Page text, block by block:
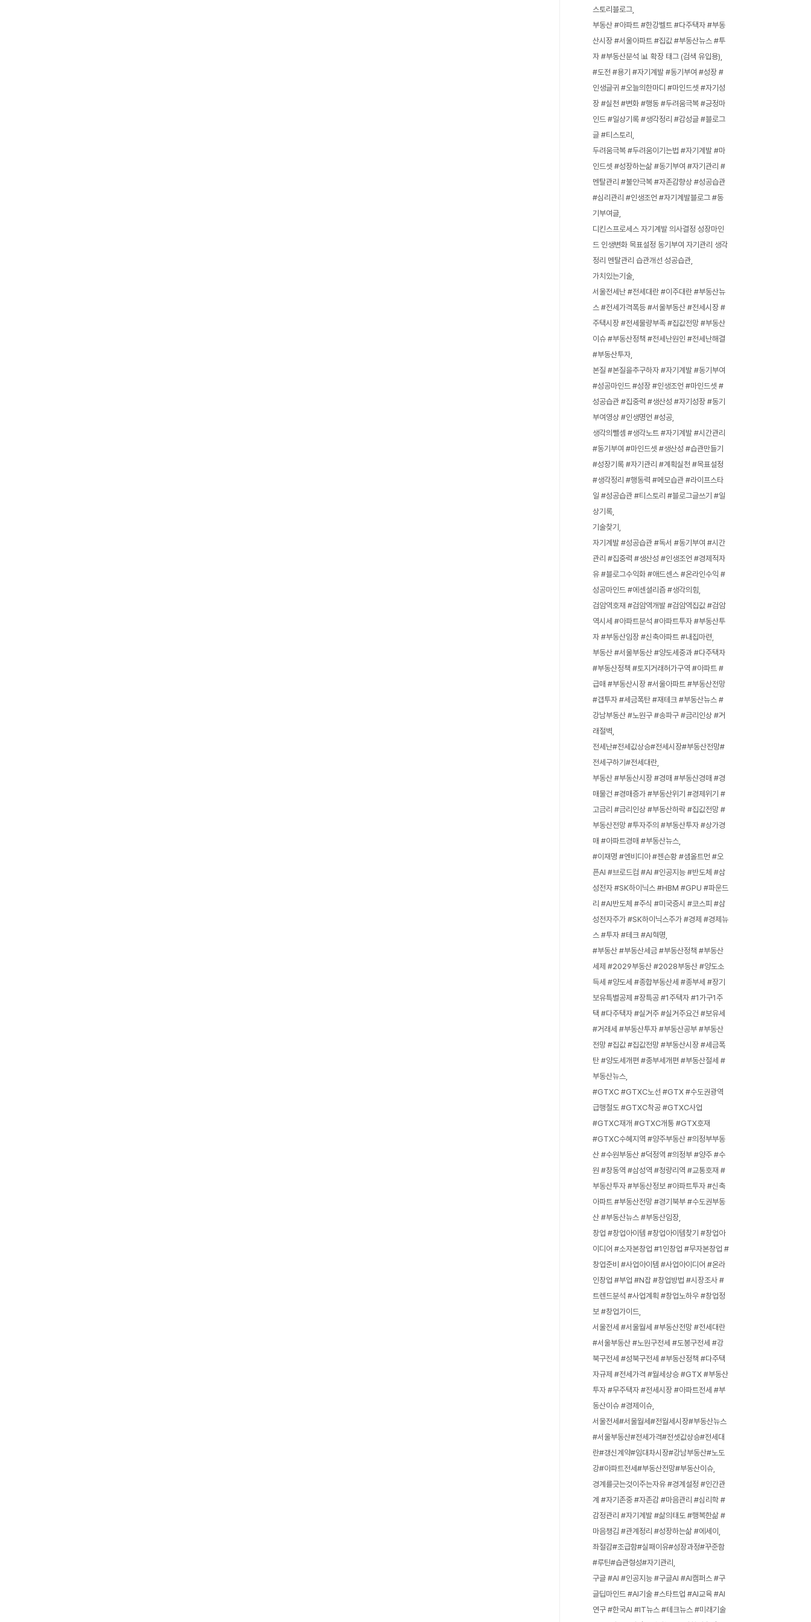
스토리블로그
부동산 #아파트 #한강벨트 #다주택자 #부동
산시장 #서울아파트 #집값 #부동산뉴스 #투
자 #부동산분석 📊 확장 태그 (검색 유입용)
#도전 #용기 #자기계발 #동기부여 #성장 #
인생글귀 #오늘의한마디 #마인드셋 #자기성
장 #실천 #변화 #행동 #두려움극복 #긍정마
인드 #일상기록 #생각정리 #감성글 #블로그
글 #티스토리
두려움극복 #두려움이기는법 #자기계발 #마
인드셋 #성장하는삶 #동기부여 #자기관리 #
멘탈관리 #불안극복 #자존감향상 #성공습관
#심리관리 #인생조언 #자기계발블로그 #동
기부여글
디킨스프로세스 자기계발 의사결정 성장마인
드 인생변화 목표설정 동기부여 자기관리 생각
정리 멘탈관리 습관개선 성공습관
가치있는기술
서울전세난 #전세대란 #이주대란 #부동산뉴
스 #전세가격폭등 #서울부동산 #전세시장 #
주택시장 #전세물량부족 #집값전망 #부동산
이슈 #부동산정책 #전세난원인 #전세난해결
#부동산투자
본질 #본질을추구하자 #자기계발 #동기부여
#성공마인드 #성장 #인생조언 #마인드셋 #
성공습관 #집중력 #생산성 #자기성장 #동기
부여영상 #인생명언 #성공
생각의뺄셈 #생각노트 #자기계발 #시간관리
#동기부여 #마인드셋 #생산성 #습관만들기
#성장기록 #자기관리 #계획실천 #목표설정
#생각정리 #행동력 #메모습관 #라이프스타
일 #성공습관 #티스토리 #블로그글쓰기 #일
상기록
기술찾기
자기계발 #성공습관 #독서 #동기부여 #시간
관리 #집중력 #생산성 #인생조언 #경제적자
유 #블로그수익화 #애드센스 #온라인수익 #
성공마인드 #에센셜리즘 #생각의힘
검암역호재 #검암역개발 #검암역집값 #검암
역시세 #아파트분석 #아파트투자 #부동산투
자 #부동산임장 #신축아파트 #내집마련
부동산 #서울부동산 #양도세중과 #다주택자
#부동산정책 #토지거래허가구역 #아파트 #
급매 #부동산시장 #서울아파트 #부동산전망
#갭투자 #세금폭탄 #재테크 #부동산뉴스 #
강남부동산 #노원구 #송파구 #금리인상 #거
래절벽
전세난#전세값상승#전세시장#부동산전망#
전세구하기#전세대란
부동산 #부동산시장 #경매 #부동산경매 #경
매물건 #경매증가 #부동산위기 #경제위기 #
고금리 #금리인상 #부동산하락 #집값전망 #
부동산전망 #투자주의 #부동산투자 #상가경
매 #아파트경매 #부동산뉴스
#이재명 #엔비디아 #젠슨황 #샘올트먼 #오
픈AI #브로드컴 #AI #인공지능 #반도체 #삼
성전자 #SK하이닉스 #HBM #GPU #파운드
리 #AI반도체 #주식 #미국증시 #코스피 #삼
성전자주가 #SK하이닉스주가 #경제 #경제뉴
스 #투자 #테크 #AI혁명
#부동산 #부동산세금 #부동산정책 #부동산
세제 #2029부동산 #2028부동산 #양도소
득세 #양도세 #종합부동산세 #종부세 #장기
보유특별공제 #장특공 #1주택자 #1가구1주
택 #다주택자 #실거주 #실거주요건 #보유세
#거래세 #부동산투자 #부동산공부 #부동산
전망 #집값 #집값전망 #부동산시장 #세금폭
탄 #양도세개편 #종부세개편 #부동산절세 #
부동산뉴스
#GTXC #GTXC노선 #GTX #수도권광역
급행철도 #GTXC착공 #GTXC사업
#GTXC재개 #GTXC개통 #GTX호재
#GTXC수혜지역 #양주부동산 #의정부부동
산 #수원부동산 #덕정역 #의정부 #양주 #수
원 #창동역 #삼성역 #청량리역 #교통호재 #
부동산투자 #부동산정보 #아파트투자 #신축
아파트 #부동산전망 #경기북부 #수도권부동
산 #부동산뉴스 #부동산임장
창업 #창업아이템 #창업아이템찾기 #창업아
이디어 #소자본창업 #1인창업 #무자본창업 #
창업준비 #사업아이템 #사업아이디어 #온라
인창업 #부업 #N잡 #창업방법 #시장조사 #
트렌드분석 #사업계획 #창업노하우 #창업정
보 #창업가이드
서울전세 #서울월세 #부동산전망 #전세대란
#서울부동산 #노원구전세 #도봉구전세 #강
북구전세 #성북구전세 #부동산정책 #다주택
자규제 #전세가격 #월세상승 #GTX #부동산
투자 #무주택자 #전세시장 #아파트전세 #부
동산이슈 #경제이슈
서울전세#서울월세#전월세시장#부동산뉴스
#서울부동산#전세가격#전셋값상승#전세대
란#갱신계약#임대차시장#강남부동산#노도
강#아파트전세#부동산전망#부동산이슈
경계를긋는것이주는자유 #경계설정 #인간관
계 #자기존중 #자존감 #마음관리 #심리학 #
감정관리 #자기계발 #삶의태도 #행복한삶 #
마음챙김 #관계정리 #성장하는삶 #에세이
좌절감#조급함#실패이유#성장과정#꾸준함
#루틴#습관형성#자기관리
구글 #AI #인공지능 #구글AI #AI캠퍼스 #구
글딥마인드 #AI기술 #스타트업 #AI교육 #AI
연구 #한국AI #IT뉴스 #테크뉴스 #미래기술